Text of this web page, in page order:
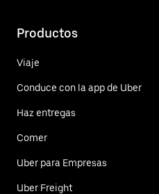
Productos
Viaje
Conduce con la app de Uber
Haz entregas
Comer
Uber para Empresas
Uber Freight